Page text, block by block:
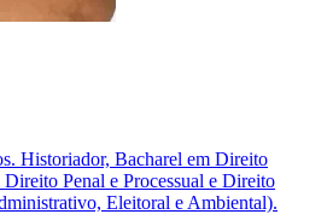
Historiador, Bacharel em Direito
Penal e Processual e Direito
Eleitoral e Ambiental).